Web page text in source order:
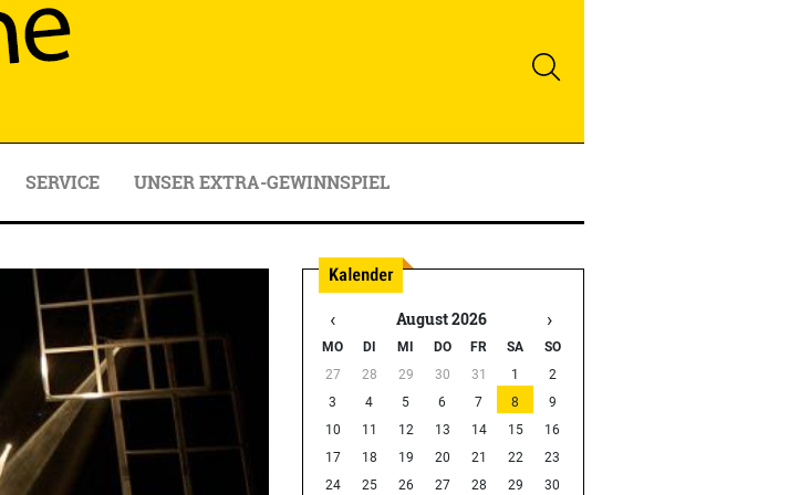
SERVICE UNSER EXTRA-GEWINNSPIEL
‹ August 2026 ›
MO DI MI DO FR SA
SO
27
28 29 30 31 1
2
3
4 5 6 7 8
9
10
11 12 13 14 15
16
17
18 19 20 21 22
23
24
25 26 27 28 29 30